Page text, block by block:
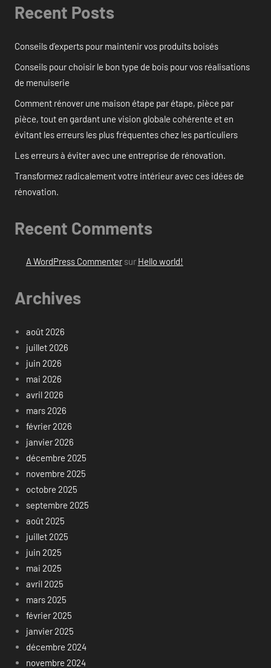
Recent Posts
Conseils d’experts pour maintenir vos produits boisés
Conseils pour choisir le bon type de bois pour vos réalisations
de menuiserie
Comment rénover une maison étape par étape, pièce par
pièce, tout en gardant une vision globale cohérente et en
évitant les erreurs les plus fréquentes chez les particuliers
Les erreurs à éviter avec une entreprise de rénovation.
Transformez radicalement votre intérieur avec ces idées de
rénovation.
Recent Comments
A WordPress Commentersur Hello world!
Archives
août 2026
juillet 2026
juin 2026
mai 2026
avril 2026
mars 2026
février 2026
janvier 2026
décembre 2025
novembre 2025
octobre 2025
septembre 2025
août 2025
juillet 2025
juin 2025
mai 2025
avril 2025
mars 2025
février 2025
janvier 2025
décembre 2024
novembre 2024